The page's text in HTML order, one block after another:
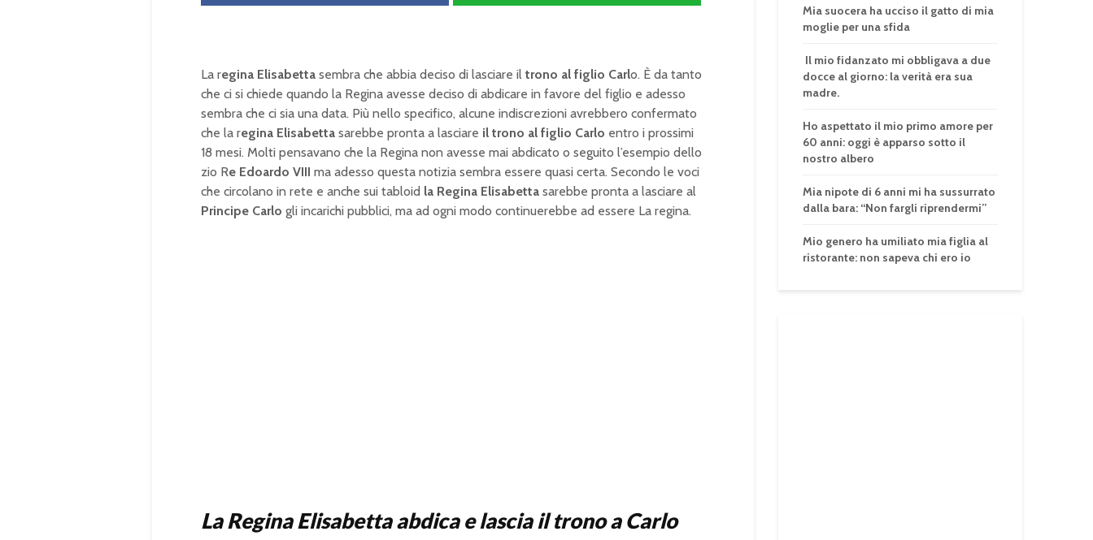
La regina Elisabetta sembra che abbia deciso di lasciare il trono al figlio Carlo. È da tanto
che ci si chiede quando la Regina avesse deciso di abdicare in favore del figlio e adesso
sembra che ci sia una data. Più nello specifico, alcune indiscrezioni avrebbero confermato
che la regina Elisabetta sarebbe pronta a lasciare il trono al figlio Carlo entro i prossimi
18 mesi. Molti pensavano che la Regina non avesse mai abdicato o seguito l’esempio dello
zio Re Edoardo VIII ma adesso questa notizia sembra essere quasi certa. Secondo le voci
che circolano in rete e anche sui tabloid la Regina Elisabetta sarebbe pronta a lasciare al
Principe Carlo gli incarichi pubblici, ma ad ogni modo continuerebbe ad essere La regina.
La Regina Elisabetta abdica e lascia il trono a Carlo
Mia suocera ha ucciso il gatto di mia
moglie per una sfida
Il mio fidanzato mi obbligava a due
docce al giorno: la verità era sua
madre.
Ho aspettato il mio primo amore per
60 anni: oggi è apparso sotto il
nostro albero
Mia nipote di 6 anni mi ha sussurrato
dalla bara: “Non fargli riprendermi”
Mio genero ha umiliato mia figlia al
ristorante: non sapeva chi ero io